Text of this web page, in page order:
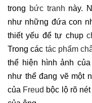
trong bức tranh này.
như những đứa con
thiết yếu để tự chụp
Trong các tác phẩm
thể hiện hình ảnh
như thể đang vẽ một
của Freud bộc lộ rõ